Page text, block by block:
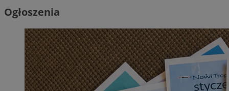
Ogłoszenia